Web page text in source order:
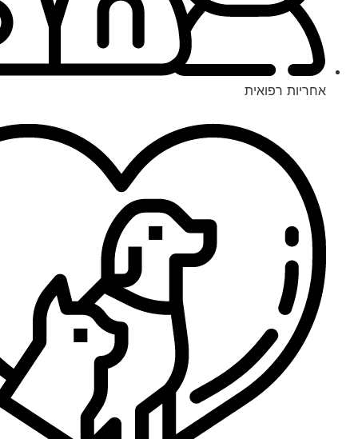
אחריות רפואית